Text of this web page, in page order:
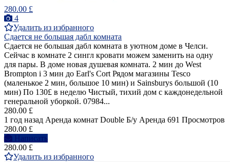
280.00 £
4
Удалить из избранного
Сдается не большая дабл комната
Сдается не большая дабл комната в уютном доме в Челси.
Сейчас в комнате 2 сингл кровати можем заменить на одну
для пары. В доме новая душевая комната. 2 мин до West
Brompton i 3 мин до Earl's Cort Рядом магазины Tesco
(маленькое 2 мин, большое 10 мин) и Sainsburys большой (10
мин) По 130£ в неделю Чистый, тихий дом с каждонедельной
генеральной уборкой. 07984...
280.00 £
1 год назад Аренда комнат Double Б/у Аренда 691 Просмотров
280.00 £
Написать
280.00 £
Удалить из избранного